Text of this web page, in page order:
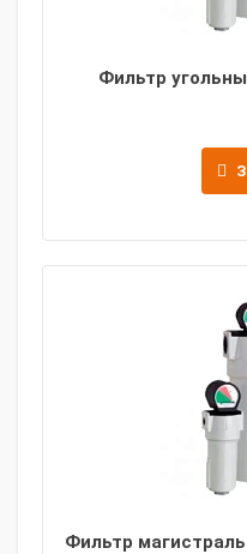
Фильтр
Фильтр